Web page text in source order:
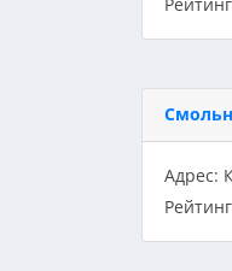
Адрес: